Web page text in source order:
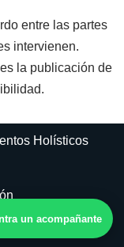
entre las partes
intervienen.
la publicación de
Holísticos
un acompañante